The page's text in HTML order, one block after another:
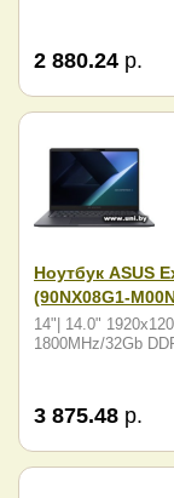
2 880.24 р.
Ноутбук ASUS
(90NX08G1-
14"| 14.0"
1800MHz/32Gb
3 875.48 р.